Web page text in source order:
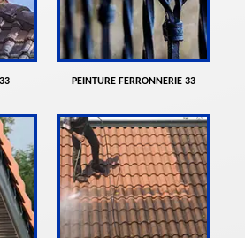
PEINTURE FERRONNERIE 33